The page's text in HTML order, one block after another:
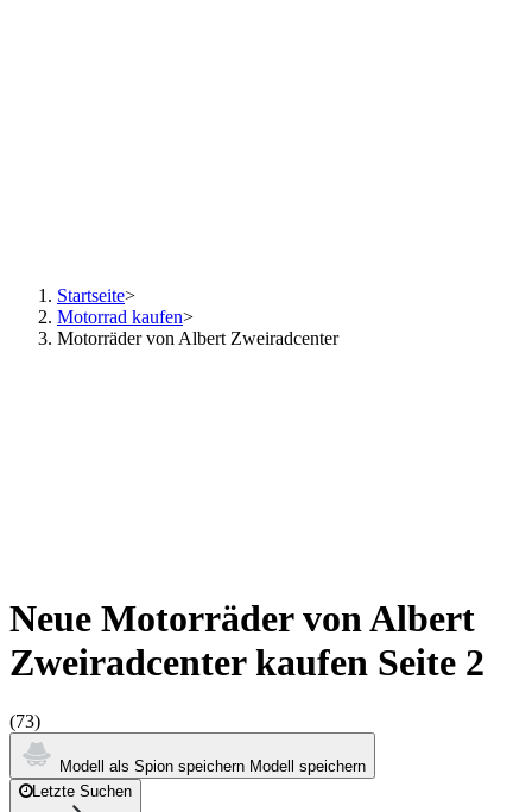
Startseite>
Motorrad kaufen>
Motorräder von Albert Zweiradcenter
Neue Motorräder von Albert
Zweiradcenter kaufen Seite 2
(73)
Modell als Spion speichern Modell speichern
Letzte Suchen